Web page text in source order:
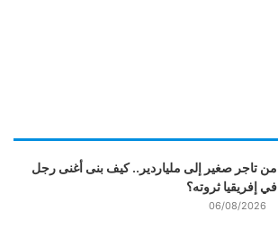
من تاجر صغير إلى ملياردير.. كيف بنى أغنى رجل
في إفريقيا ثروته؟
06/08/2026